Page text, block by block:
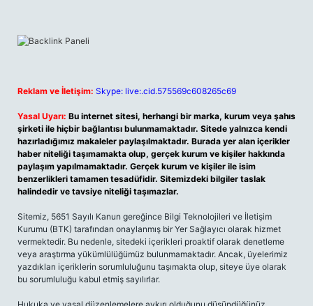
Reklam ve İletişim: Skype: live:.cid.575569c608265c69
Yasal Uyarı: Bu internet sitesi, herhangi bir marka, kurum veya şahıs
şirketi ile hiçbir bağlantısı bulunmamaktadır. Sitede yalnızca kendi
hazırladığımız makaleler paylaşılmaktadır. Burada yer alan içerikler
haber niteliği taşımamakta olup, gerçek kurum ve kişiler hakkında
paylaşım yapılmamaktadır. Gerçek kurum ve kişiler ile isim
benzerlikleri tamamen tesadüfidir. Sitemizdeki bilgiler taslak
halindedir ve tavsiye niteliği taşımazlar.
Sitemiz, 5651 Sayılı Kanun gereğince Bilgi Teknolojileri ve İletişim
Kurumu (BTK) tarafından onaylanmış bir Yer Sağlayıcı olarak hizmet
vermektedir. Bu nedenle, sitedeki içerikleri proaktif olarak denetleme
veya araştırma yükümlülüğümüz bulunmamaktadır. Ancak, üyelerimiz
yazdıkları içeriklerin sorumluluğunu taşımakta olup, siteye üye olarak
bu sorumluluğu kabul etmiş sayılırlar.